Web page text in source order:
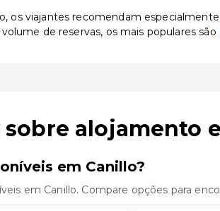
os viajantes recomendam especialmente
de reservas, os mais populares são
alojamento
em Canillo?
em Canillo. Compare opções para